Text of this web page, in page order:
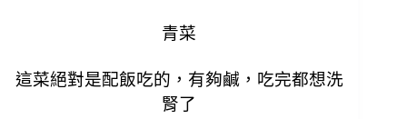
青菜
這菜絕對是配飯吃的，有夠鹹，吃完都想洗
腎了